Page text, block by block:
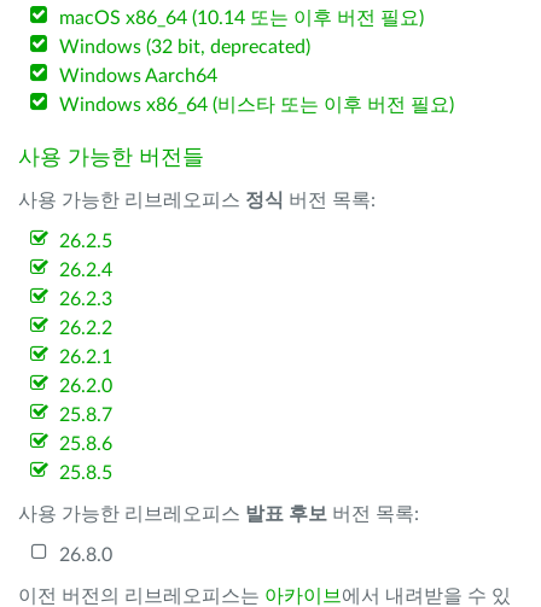
macOS x86_64 (10.14 또는 이후 버전 필요)
Windows (32 bit, deprecated)
Windows Aarch64
Windows x86_64 (비스타 또는 이후 버전 필요)
사용 가능한 버전들
사용 가능한 리브레오피스 정식 버전 목록:
26.2.5
26.2.4
26.2.3
26.2.2
26.2.1
26.2.0
25.8.7
25.8.6
25.8.5
사용 가능한 리브레오피스 발표 후보 버전 목록:
26.8.0
이전 버전의 리브레오피스는 아카이브 에서 내려받을 수 있